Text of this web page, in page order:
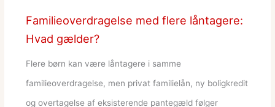
Familieoverdragelse med flere låntagere:
Hvad gælder?
Flere børn kan være låntagere i samme
familieoverdragelse, men privat familielån, ny boligkredit
og overtagelse af eksisterende pantegæld følger